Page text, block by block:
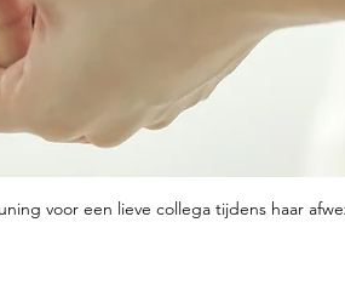
voor een lieve collega tijdens haar